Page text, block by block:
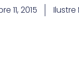
11, 2015